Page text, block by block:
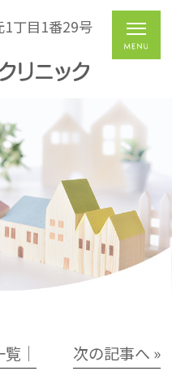
丁目1番29号
覧│ 次の記事へ »